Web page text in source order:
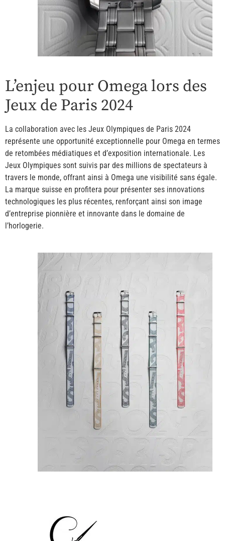
L’enjeu pour Omega lors des
Jeux de Paris 2024
La collaboration avec les Jeux Olympiques de Paris 2024
représente une opportunité exceptionnelle pour Omega en termes
de retombées médiatiques et d’exposition internationale. Les
Jeux Olympiques sont suivis par des millions de spectateurs à
travers le monde, offrant ainsi à Omega une visibilité sans égale.
La marque suisse en profitera pour présenter ses innovations
technologiques les plus récentes, renforçant ainsi son image
d’entreprise pionnière et innovante dans le domaine de
l’horlogerie.